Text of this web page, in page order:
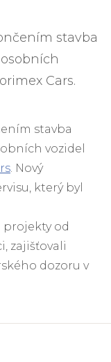
stavba
Cars.
stavba
vozidel
. Nový
který byl
projekty od
zajišťovali
dozoru v